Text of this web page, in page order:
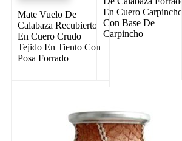
Mate Vuelo De
Calabaza Recubierto
En Cuero Crudo
Tejido En Tiento Con
Posa Forrado
En Cuero Carpincho
Con Base De
Carpincho